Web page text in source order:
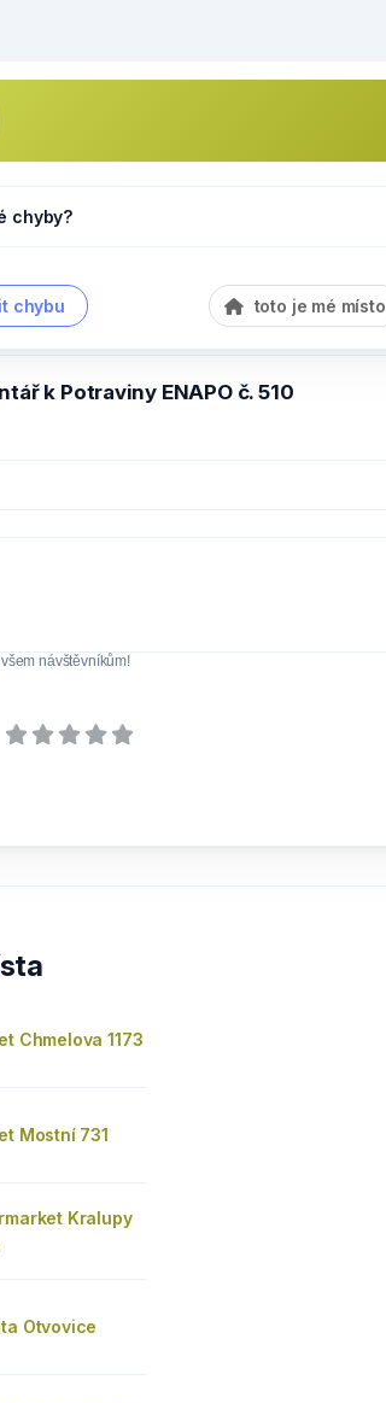
chyby?
chybu toto je mé místo
k Potraviny ENAPO č. 510
návštěvníkům!
Chmelova 1173
Mostní 731
Kralupy
Otvovice